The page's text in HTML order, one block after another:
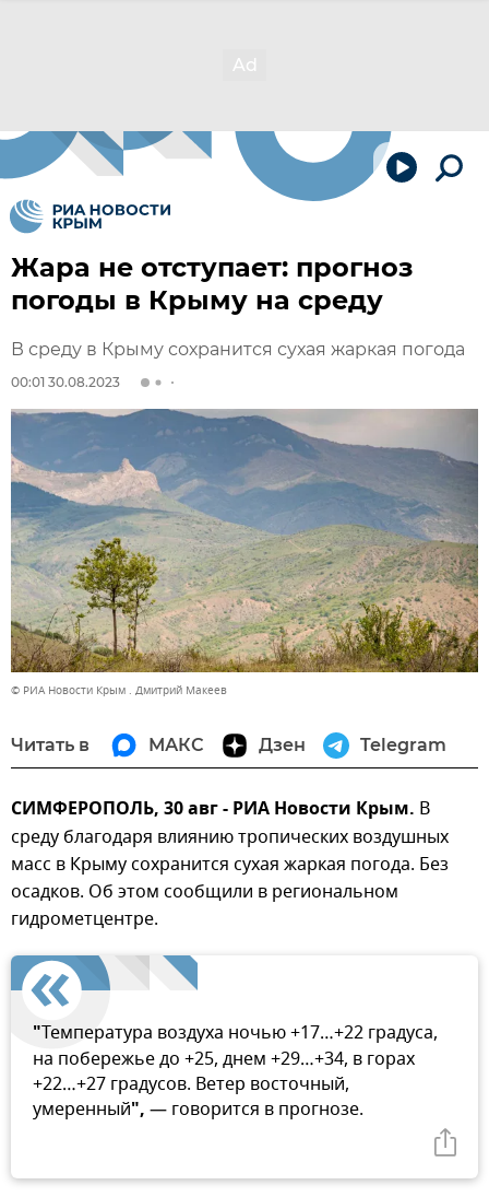
Жара не отступает: прогноз
погоды в Крыму на среду
В среду в Крыму сохранится сухая жаркая погода
00:01 30.08.2023
© РИА Новости Крым . Дмитрий Макеев
Читать в МАКС Дзен Telegram
СИМФЕРОПОЛЬ, 30 авг - РИА Новости Крым. В
среду благодаря влиянию тропических воздушных
масс в Крыму сохранится сухая жаркая погода. Без
осадков. Об этом сообщили в региональном
гидрометцентре.
"Температура воздуха ночью +17…+22 градуса,
на побережье до +25, днем +29…+34, в горах
+22…+27 градусов. Ветер восточный,
умеренный", — говорится в прогнозе.